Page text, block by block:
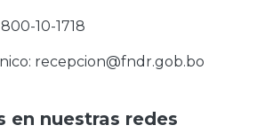
10-1718
recepcion@fndr.gob.bo
en nuestras redes